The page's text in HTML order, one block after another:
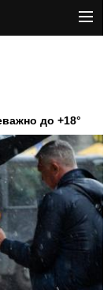
до +18°